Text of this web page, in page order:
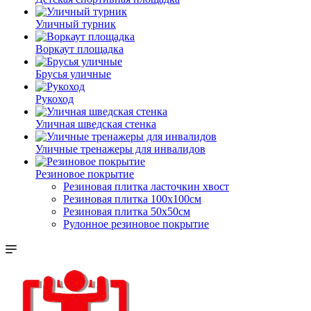
Уличный турник
Воркаут площадка
Брусья уличные
Рукоход
Уличная шведская стенка
Уличные тренажеры для инвалидов
Резиновое покрытие
Резиновая плитка ласточкин хвост
Резиновая плитка 100х100см
Резиновая плитка 50х50см
Рулонное резиновое покрытие